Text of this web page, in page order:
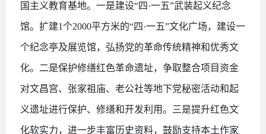
国主义教育基地。一是建设“四·一五”武装起义纪念
馆。扩建1个2000平方米的“四·一五”文化广场，建设一
个纪念亭及展览馆，弘扬党的革命传统精神和优秀文
化。二是保护修缮红色革命遗址，争取整合项目资金
对文昌宫、张家祖庙、老公社等地下党秘密活动和起
义遗址进行保护、修缮和开发利用。三是提升红色文
化软实力，进一步丰富历史资料，鼓励支持本土作家